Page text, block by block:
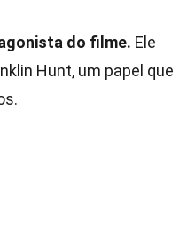
do filme. Ele
Hunt, um papel que